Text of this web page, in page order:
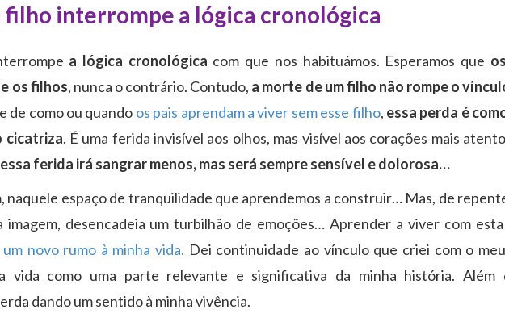
filho interrompe a lógica cronológica
a lógica cronológica com que nos habituámos. Esperamos que
os filhos, nunca o contrário. Contudo, a morte de um filho não rompe o
de como ou quando os pais aprendam a viver sem esse filho, essa perda é
cicatriza. É uma ferida invisível aos olhos, mas visível aos corações mais
ferida irá sangrar menos, mas será sempre sensível e dolorosa…
naquele espaço de tranquilidade que aprendemos a construir… Mas, de
imagem, desencadeia um turbilhão de emoções… Aprender a viver com
novo rumo à minha vida. Dei continuidade ao vínculo que criei com o
vida como uma parte relevante e significativa da minha história. Além
dando um sentido à minha vivência.